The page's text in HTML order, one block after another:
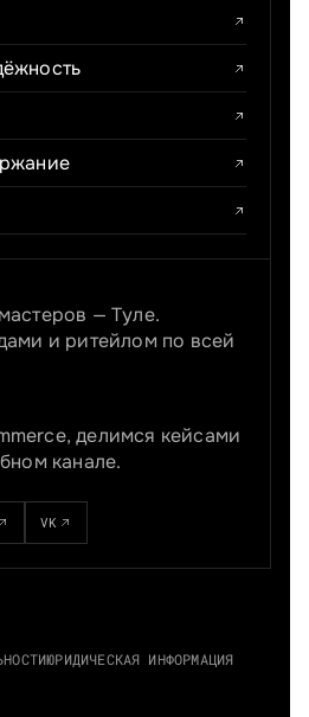
— Туле.
и ритейлом по всей
делимся кейсами
канале.
VK
ЮРИДИЧЕСКАЯ ИНФОРМАЦИЯ